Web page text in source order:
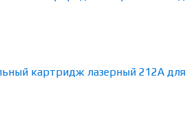
картридж лазерный 212A для